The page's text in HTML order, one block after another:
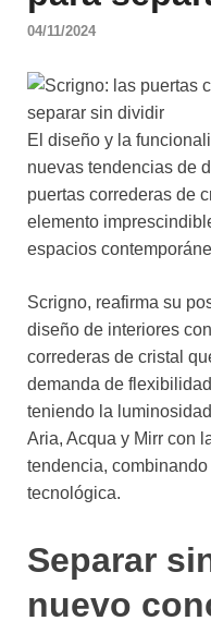
04/11/2024
El diseño y la
nuevas tendencias de
puertas correderas de
elemento
espacios
Scrigno, reafirma su
diseño de interiores
correderas de cristal
demanda de
teniendo la
Aria, Acqua y Mirr con
tendencia,
tecnológica.
Separar
nuevo